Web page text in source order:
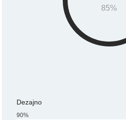
85%
Dezajno
90%